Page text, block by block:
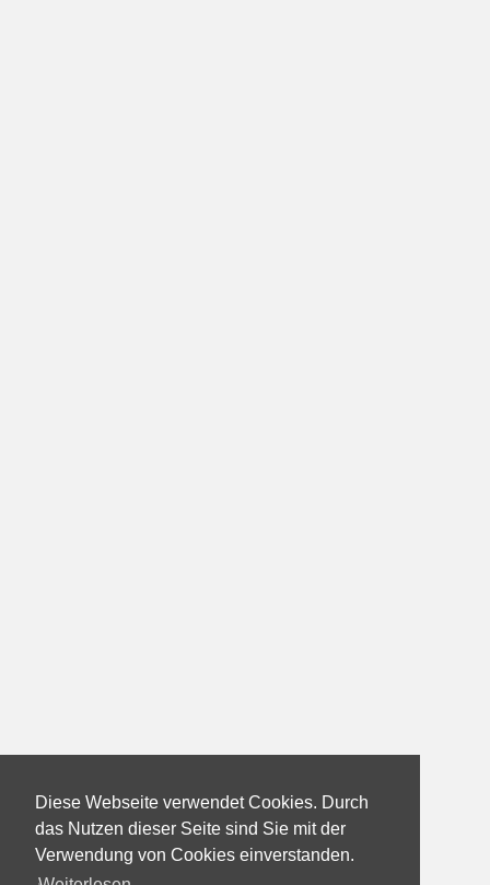
Diese Webseite verwendet Cookies. Durch
das Nutzen dieser Seite sind Sie mit der
Verwendung von Cookies einverstanden.